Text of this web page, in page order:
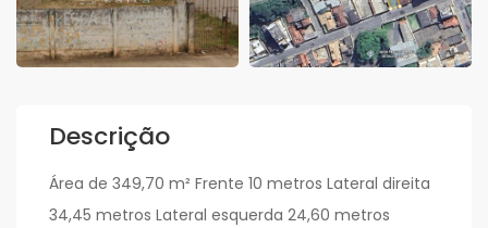
Descrição
Área de 349,70 m² Frente 10 metros Lateral direita
34,45 metros Lateral esquerda 24,60 metros